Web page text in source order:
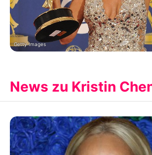
Getty Images
News zu Kristin